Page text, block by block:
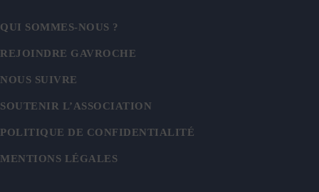
QUI SOMMES-NOUS ?
REJOINDRE GAVROCHE
NOUS SUIVRE
SOUTENIR L’ASSOCIATION
POLITIQUE DE CONFIDENTIALITÉ
MENTIONS LÉGALES